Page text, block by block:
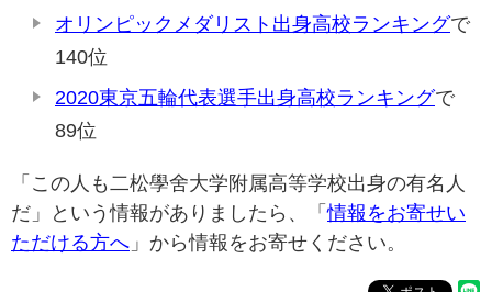
オリンピックメダリスト出身高校ランキングで
140位
2020東京五輪代表選手出身高校ランキングで
89位
「この人も二松學舍大学附属高等学校出身の有名人
だ」という情報がありましたら、「情報をお寄せい
ただける方へ 」から情報をお寄せください。